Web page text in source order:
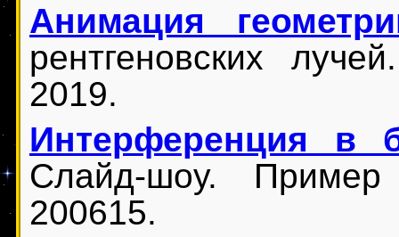
Анимация
рентгеновских
2019.
Интерференция в
Слайд-шоу.
200615.